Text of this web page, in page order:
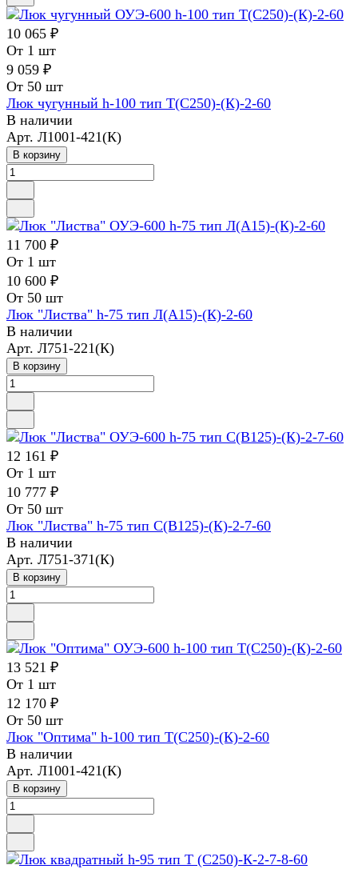
10 065 ₽
От 1 шт
9 059 ₽
От 50 шт
Люк чугунный h-100 тип Т(С250)-(К)-2-60
В наличии
Арт. Л1001-421(К)
В корзину
11 700 ₽
От 1 шт
10 600 ₽
От 50 шт
Люк "Листва" h-75 тип Л(А15)-(К)-2-60
В наличии
Арт. Л751-221(К)
В корзину
12 161 ₽
От 1 шт
10 777 ₽
От 50 шт
Люк "Листва" h-75 тип С(В125)-(К)-2-7-60
В наличии
Арт. Л751-371(К)
В корзину
13 521 ₽
От 1 шт
12 170 ₽
От 50 шт
Люк "Оптима" h-100 тип Т(С250)-(К)-2-60
В наличии
Арт. Л1001-421(К)
В корзину